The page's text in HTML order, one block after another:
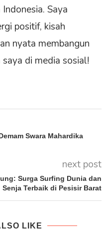
Saya
positif, kisah
nyata membangun
saya di media sosial!
Swara Mahardika
next post
Surga Surfing Dunia dan
Senja Terbaik di Pesisir Barat
LIKE